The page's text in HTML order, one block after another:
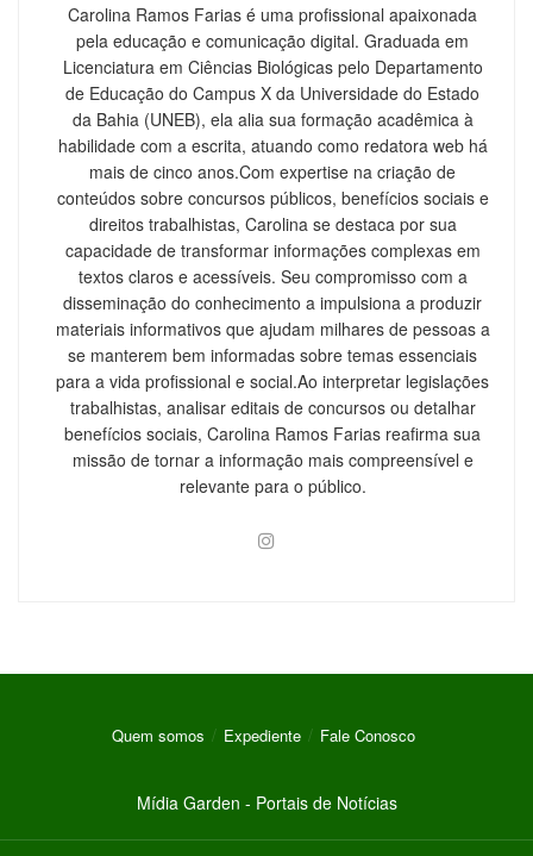
Carolina Ramos Farias é uma profissional apaixonada
pela educação e comunicação digital. Graduada em
Licenciatura em Ciências Biológicas pelo Departamento
de Educação do Campus X da Universidade do Estado
da Bahia (UNEB), ela alia sua formação acadêmica à
habilidade com a escrita, atuando como redatora web há
mais de cinco anos.Com expertise na criação de
conteúdos sobre concursos públicos, benefícios sociais e
direitos trabalhistas, Carolina se destaca por sua
capacidade de transformar informações complexas em
textos claros e acessíveis. Seu compromisso com a
disseminação do conhecimento a impulsiona a produzir
materiais informativos que ajudam milhares de pessoas a
se manterem bem informadas sobre temas essenciais
para a vida profissional e social.Ao interpretar legislações
trabalhistas, analisar editais de concursos ou detalhar
benefícios sociais, Carolina Ramos Farias reafirma sua
missão de tornar a informação mais compreensível e
relevante para o público.
Quem somos Expediente Fale Conosco
Mídia Garden - Portais de Notícias